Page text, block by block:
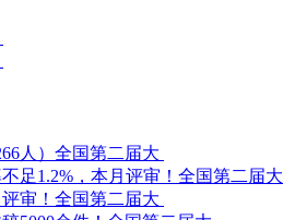
全国第二届大
全国第二届大
全国第二届大